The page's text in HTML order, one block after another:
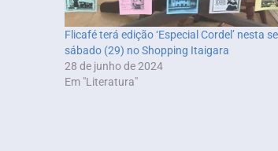
Flicafé terá edição ‘Especial Cordel’ nesta
sábado (29) no Shopping Itaigara
28 de junho de 2024
Em "Literatura"